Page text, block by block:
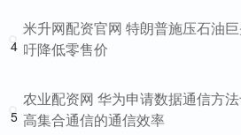
4
米升网配资官网 特朗普施压石油
吁降低零售价
5
农业配资网 华为申请数据通信方
高集合通信的通信效率